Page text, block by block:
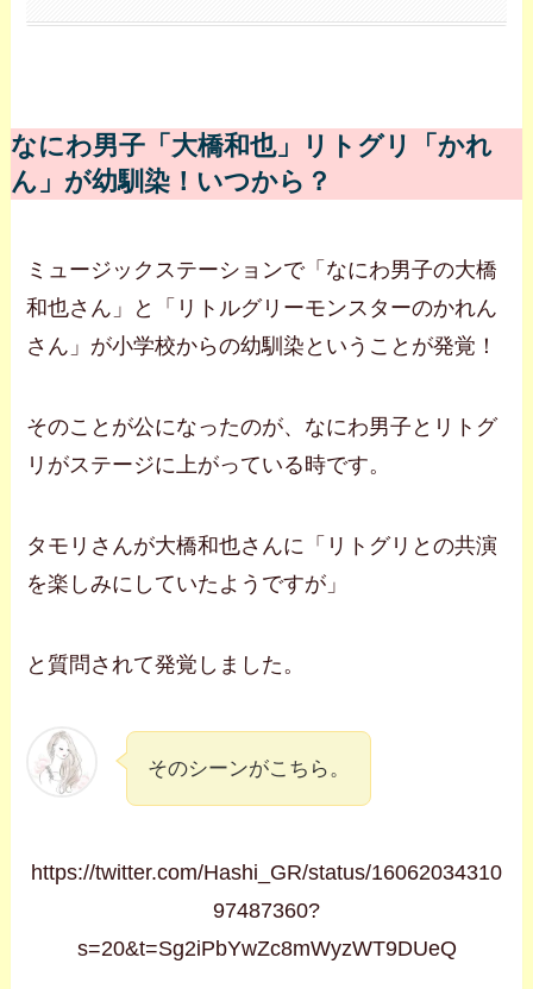
なにわ男子「大橋和也」リトグリ「かれ
ん」が幼馴染！いつから？
ミュージックステーションで「なにわ男子の大橋
和也さん」と「リトルグリーモンスターのかれん
さん」が小学校からの幼馴染ということが発覚！
そのことが公になったのが、なにわ男子とリトグ
リがステージに上がっている時です。
タモリさんが大橋和也さんに「リトグリとの共演
を楽しみにしていたようですが」
と質問されて発覚しました。
そのシーンがこちら。
https://twitter.com/Hashi_GR/status/16062034310
97487360?
s=20&t=Sg2iPbYwZc8mWyzWT9DUeQ